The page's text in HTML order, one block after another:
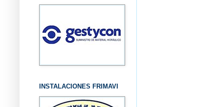
INSTALACIONES FRIMAVI